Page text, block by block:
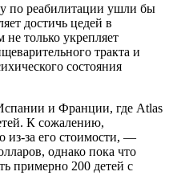
по реабилитации ушли бы
достичь цедей в
только укрепляет
тракта и
состояния
и Франции, где Atlas
К сожалению,
из-за его стоимости, —
однако пока что
примерно 200 детей с